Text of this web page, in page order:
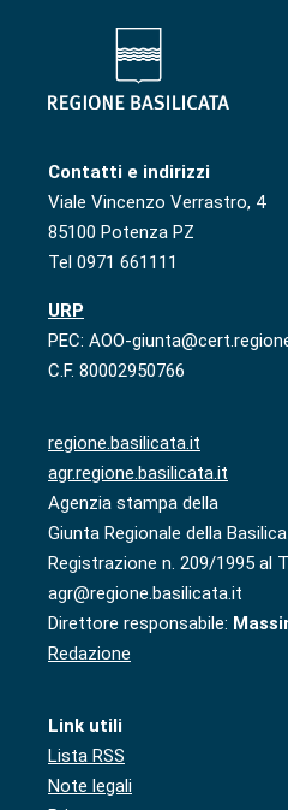
Contatti e indirizzi
Viale Vincenzo Verrastro, 4
85100 Potenza PZ
Tel 0971 661111
URP
PEC: AOO-
C.F. 80002950766
regione.basilicata.it
agr.regione.basilicata.it
Agenzia stampa della
Giunta Regionale della
Registrazione n. 209/1995 al
agr@regione.basilicata.it
Direttore responsabile:
Redazione
Link utili
Lista RSS
Note legali